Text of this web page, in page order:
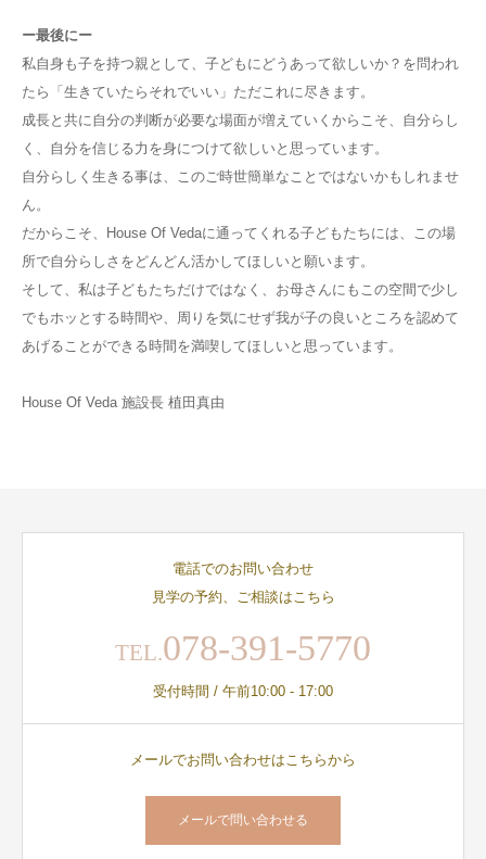
ー最後にー
私自身も子を持つ親として、子どもにどうあって欲しいか？を問われ
たら「生きていたらそれでいい」ただこれに尽きます。
成長と共に自分の判断が必要な場面が増えていくからこそ、自分らし
く、自分を信じる力を身につけて欲しいと思っています。
自分らしく生きる事は、このご時世簡単なことではないかもしれませ
ん。
だからこそ、
House Of Vedaに通ってくれる子どもたちには、この場
所で自分らしさをどんどん活かしてほしいと願います。
そして、私は子どもたちだけではなく、お母さんにもこの空間で少し
でもホッとする時間や、周りを気にせず我が子の良いところを認めて
あげることができる時間を満喫してほしいと思っています。
House Of Veda 施設長 植田真由
電話でのお問い合わせ
見学の予約、ご相談はこちら
TEL.078-391-5770
受付時間 / 午前10:00 - 17:00
メールでお問い合わせはこちらから
メールで問い合わせる